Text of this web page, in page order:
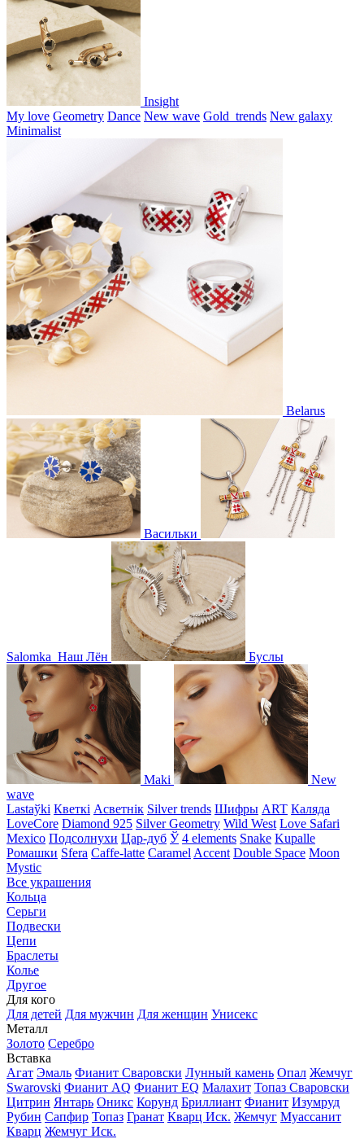
Insight
My love Geometry Dance New wave Gold_trends New galaxy
Minimalist
Belarus
Васильки
Salomka Наш Лён Буслы
Maki
New
wave
Lastaўki Кветкі Асветнiк Silver trends Шифры ART Каляда
LoveCore Diamond 925 Silver Geometry Wild West Love Safari
Mexico Подсолнухи Цар-дуб Ў 4 elements Snake Kupalle
Ромашки Sfera Caffe-latte Caramel Accent Double Space Moon
Mystic
Все украшения
Кольца
Серьги
Подвески
Цепи
Браслеты
Колье
Другое
Для кого
Для детей Для мужчин Для женщин Унисекс
Металл
Золото Серебро
Вставка
Агат Эмаль Фианит Сваровски Лунный камень Опал Жемчуг
Swarovski Фианит AQ Фианит EQ Малахит Топаз Сваровски
Цитрин Янтарь Оникс Корунд Бриллиант Фианит Изумруд
Рубин Сапфир Топаз Гранат Кварц Иск. Жемчуг Муассанит
Кварц Жемчуг Иск.